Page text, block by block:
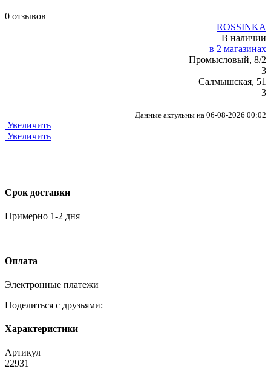
0 отзывов
ROSSINKA
В наличии
в 2 магазинах
Промысловый, 8/2
3
Салмышская, 51
3
Данные актульны на 06-08-2026 00:02
Увеличить
Увеличить
Срок доставки
Примерно 1-2 дня
Оплата
Электронные платежи
Поделиться с друзьями:
Характеристики
Артикул
22931